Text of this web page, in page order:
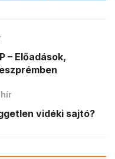
– Előadások,
vidéki sajtó?